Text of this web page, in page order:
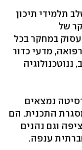
תלמידי תיכון
של
במחקר בכל
מדעי כדור
נמצאים
התכנית. הם
וגם נהנים
ענפה.